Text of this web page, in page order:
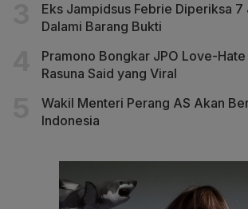
Eks Jampidsus Febrie Diperiksa 7
Dalami Barang Bukti
Pramono Bongkar JPO Love-
Rasuna Said yang Viral
Wakil Menteri Perang AS Akan
Indonesia